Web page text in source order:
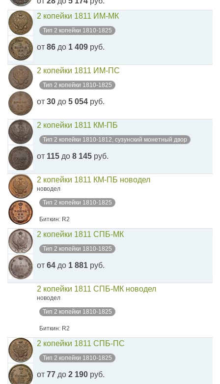
2 копейки 1811 ИМ-МК
Тип 2 копейки 1810-1825
от 86 до 1 409 руб.
2 копейки 1811 ИМ-ПС
Тип 2 копейки 1810-1825
от 30 до 5 054 руб.
2 копейки 1811 КМ-ПБ
Тип 2 копейки 1810-1812, сузунский монетный двор
от 115 до 8 145 руб.
2 копейки 1811 КМ-ПБ новодел
новодел
Тип 2 копейки 1810-1825
Биткин: R2
2 копейки 1811 СПБ-МК
Тип 2 копейки 1810-1825
от 64 до 1 881 руб.
2 копейки 1811 СПБ-МК новодел
новодел
Тип 2 копейки 1810-1825
Биткин: R2
2 копейки 1811 СПБ-ПС
Тип 2 копейки 1810-1825
от 77 до 2 190 руб.